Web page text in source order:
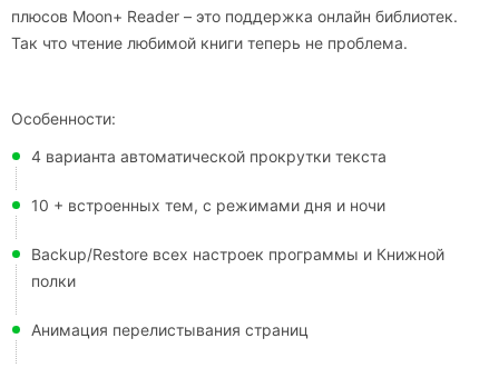
плюсов Moon+ Reader – это поддержка онлайн библиотек.
Так что чтение любимой книги теперь не проблема.
Особенности:
4 варианта автоматической прокрутки текста
10 + встроенных тем, с режимами дня и ночи
Backup/Restore всех настроек программы и Книжной
полки
Анимация перелистывания страниц